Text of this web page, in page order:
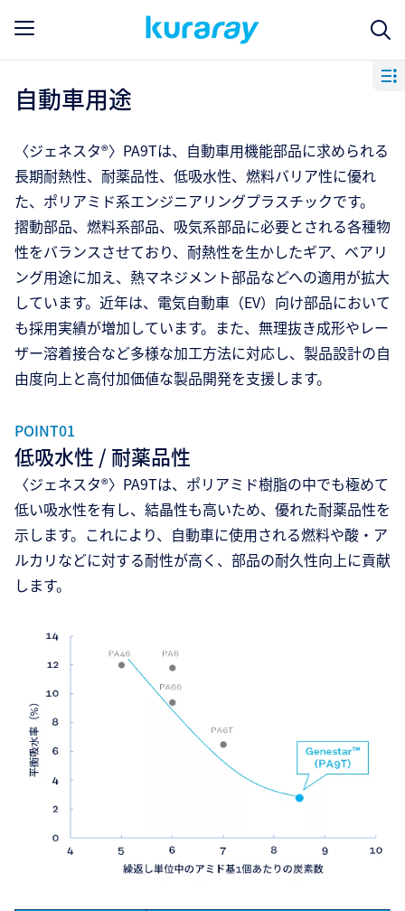
自動車用途
〈ジェネスタ®〉PA9Tは、自動車用機能部品に求められる
長期耐熱性、耐薬品性、低吸水性、燃料バリア性に優れ
た、ポリアミド系エンジニアリングプラスチックです。
摺動部品、燃料系部品、吸気系部品に必要とされる各種物
性をバランスさせており、耐熱性を生かしたギア、ベアリ
ング用途に加え、熱マネジメント部品などへの適用が拡大
しています。近年は、電気自動車（EV）向け部品において
も採用実績が増加しています。また、無理抜き成形やレー
ザー溶着接合など多様な加工方法に対応し、製品設計の自
由度向上と高付加価値な製品開発を支援します。
POINT01
低吸水性 / 耐薬品性
〈ジェネスタ®〉PA9Tは、ポリアミド樹脂の中でも極めて
低い吸水性を有し、結晶性も高いため、優れた耐薬品性を
示します。これにより、自動車に使用される燃料や酸・ア
ルカリなどに対する耐性が高く、部品の耐久性向上に貢献
します。